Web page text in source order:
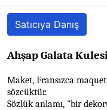
Satıcıya Danış
Ahşap Galata
Maket, Fransızca
sözcüktür.
Sözlük anlamı, "bir